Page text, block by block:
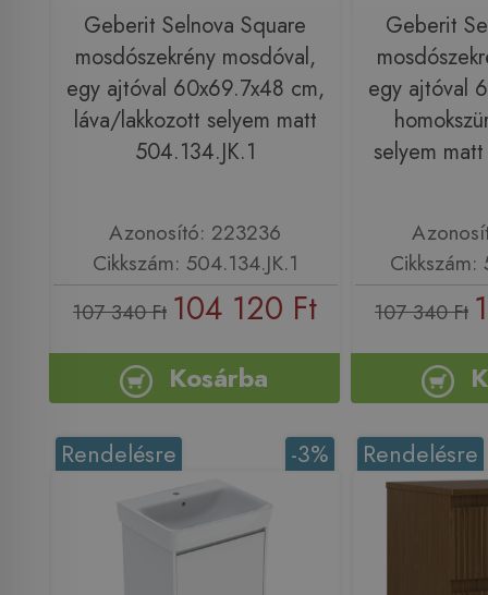
Geberit Selnova Square
mosdószekrény mosdóval,
egy ajtóval 60x69.7x48 cm,
láva/lakkozott selyem matt
504.134.JK.1
Azonosító: 223236
Cikkszám: 504.134.JK.1
107 340 Ft 104 120 Ft
Kosárba
Geberit
egy ajtóval
selyem
Cikkszám:
107 340 Ft
-3%
Rendelésre Rendelésre